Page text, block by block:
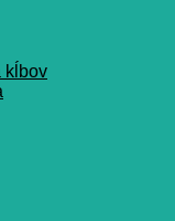
kĺbov